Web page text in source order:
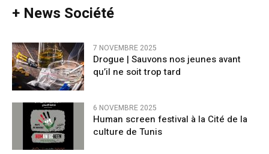
+ News Société
7 NOVEMBRE 2025
Drogue | Sauvons nos jeunes avant
qu’il ne soit trop tard
6 NOVEMBRE 2025
Human screen festival à la Cité de la
culture de Tunis